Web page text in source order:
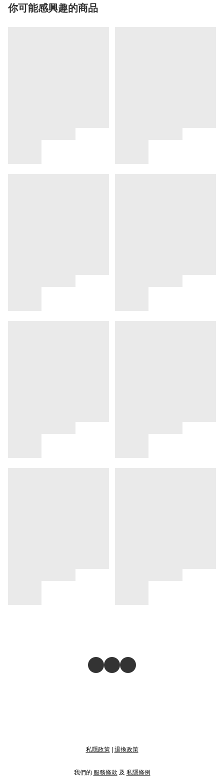
你可能感興趣的商品
私隱政策| 退換政策
我們的 服務條款 及 私隱條例